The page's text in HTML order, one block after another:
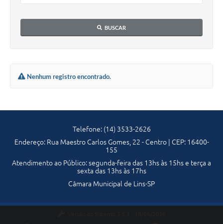
Parlamento Jovem
Proposituras
Galeria de Presidentes
Mesa Diretora
BUSCAR
Nenhum registro encontrado.
Telefone: (14) 3533-2626
Endereço: Rua Maestro Carlos Gomes, 22 - Centro | CEP: 16400-
155
Atendimento ao Público: segunda-feira das 13hs às 15hs e terça a
sexta das 13hs às 17hs
Câmara Municipal de Lins-SP